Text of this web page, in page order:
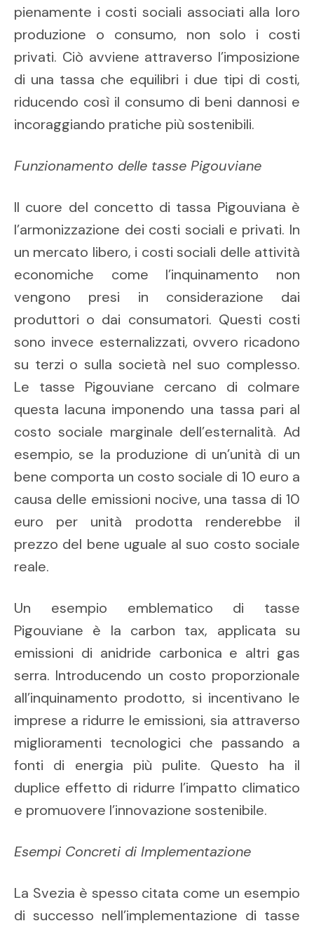
pienamente i costi sociali associati alla loro
produzione o consumo, non solo i costi
privati. Ciò avviene attraverso l’imposizione
di una tassa che equilibri i due tipi di costi,
riducendo così il consumo di beni dannosi e
incoraggiando pratiche più sostenibili.
Funzionamento delle tasse Pigouviane
Il cuore del concetto di tassa Pigouviana è
l’armonizzazione dei costi sociali e privati. In
un mercato libero, i costi sociali delle attività
economiche come l’inquinamento non
vengono presi in considerazione dai
produttori o dai consumatori. Questi costi
sono invece esternalizzati, ovvero ricadono
su terzi o sulla società nel suo complesso.
Le tasse Pigouviane cercano di colmare
questa lacuna imponendo una tassa pari al
costo sociale marginale dell’esternalità. Ad
esempio, se la produzione di un’unità di un
bene comporta un costo sociale di 10 euro a
causa delle emissioni nocive, una tassa di 10
euro per unità prodotta renderebbe il
prezzo del bene uguale al suo costo sociale
reale.
Un esempio emblematico di tasse
Pigouviane è la carbon tax, applicata su
emissioni di anidride carbonica e altri gas
serra. Introducendo un costo proporzionale
all’inquinamento prodotto, si incentivano le
imprese a ridurre le emissioni, sia attraverso
miglioramenti tecnologici che passando a
fonti di energia più pulite. Questo ha il
duplice effetto di ridurre l’impatto climatico
e promuovere l’innovazione sostenibile.
Esempi Concreti di Implementazione
La Svezia è spesso citata come un esempio
di successo nell’implementazione di tasse